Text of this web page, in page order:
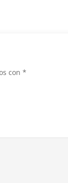
con *